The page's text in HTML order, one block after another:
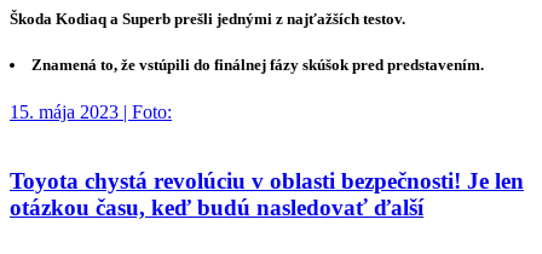
Škoda Kodiaq a Superb prešli jednými z najťažších testov.
Znamená to, že vstúpili do finálnej fázy skúšok pred predstavením.
15. mája 2023 | Foto:
Toyota chystá revolúciu v oblasti bezpečnosti! Je len
otázkou času, keď budú nasledovať ďalší